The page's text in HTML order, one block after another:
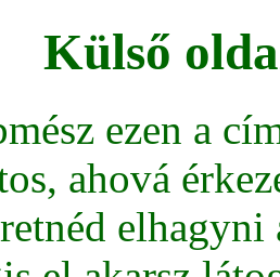
Külső
ezen a
ahová